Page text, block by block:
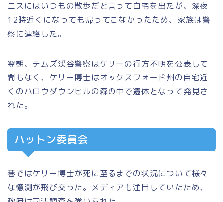
ニスにはいつもの散歩だと言って自宅を出たが、深夜
12時近くになっても帰ってこなかったため、家族は警
察に連絡した。
翌朝、テムズ渓谷警察はケリーの行方不明を公表して
間もなく、ケリー博士はオックスフォード州の自宅近
くのハロウダウンヒルの森の中で遺体となって発見さ
れた。
ハットン委員会
巷ではケリー博士が死に至るまでの状況について様々
な憶測が飛び交った。メディアも注目していたため、